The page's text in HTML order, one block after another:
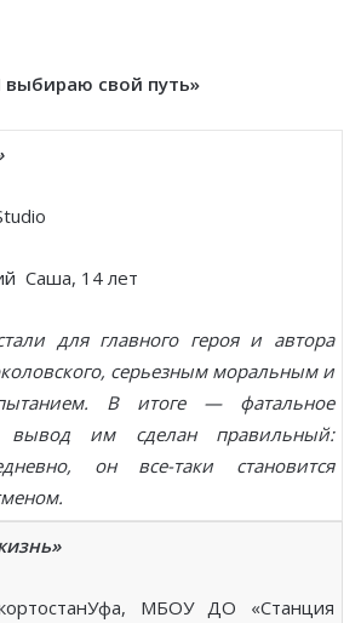
выбираю свой путь»
Саша, 14 лет
для главного героя и автора
серьезным моральным и
В итоге — фатальное
вывод им сделан правильный:
он все-таки становится
МБОУ ДО «Станция